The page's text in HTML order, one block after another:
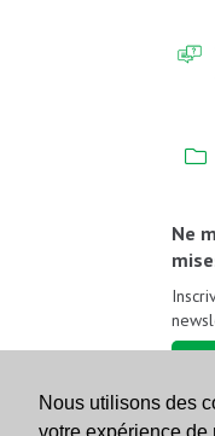
Nous utilisons des
Ne